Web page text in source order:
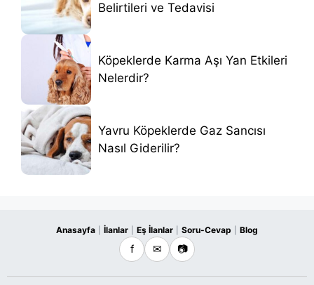
Belirtileri ve Tedavisi
Köpeklerde Karma Aşı Yan Etkileri
Nelerdir?
Yavru Köpeklerde Gaz Sancısı
Nasıl Giderilir?
Anasayfa İlanlar Eş İlanlar Soru-Cevap Blog
f ✉ 📷